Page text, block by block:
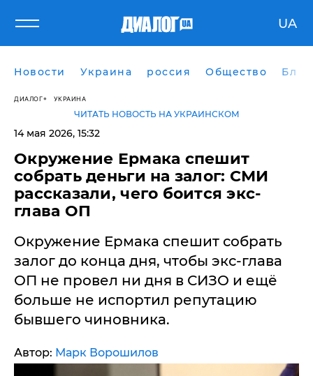
UA
Новости Украина россия Общество
ДИАЛОГ УКРАИНА
ЧИТАТЬ НОВОСТЬ НА УКРАИНСКОМ
14 мая 2026, 15:32
Окружение Ермака спешит
собрать деньги на залог: СМИ
рассказали, чего боится экс-
глава ОП
Окружение Ермака спешит собрать
залог до конца дня, чтобы экс-глава
ОП не провел ни дня в СИЗО и ещё
больше не испортил репутацию
бывшего чиновника.
Автор: Марк Ворошилов